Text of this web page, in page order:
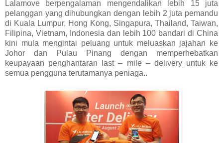
Lalamove berpengalaman mengendalikan lebih 15 juta
pelanggan yang dihubungkan dengan lebih 2 juta pemandu
di Kuala Lumpur, Hong Kong, Singapura, Thailand, Taiwan,
Filipina, Vietnam, Indonesia dan lebih 100 bandari di China
kini mula mengintai peluang untuk meluaskan jajahan ke
Johor dan Pulau Pinang dengan memperhebatkan
keupayaan penghantaran last – mile – delivery untuk ke
semua pengguna terutamanya peniaga..